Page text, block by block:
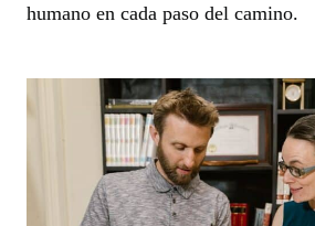
humano en cada paso del camino.